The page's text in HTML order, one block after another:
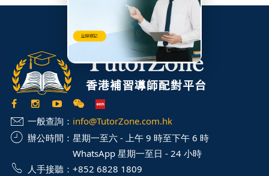
一般查詢： info@TutorZone.com.hk
辦公時間： 星期一至六 - 上午 9 時至下午 6 時
WhatsApp 星期一至日 - 24 小時
人手接聽： +852 6828 1809